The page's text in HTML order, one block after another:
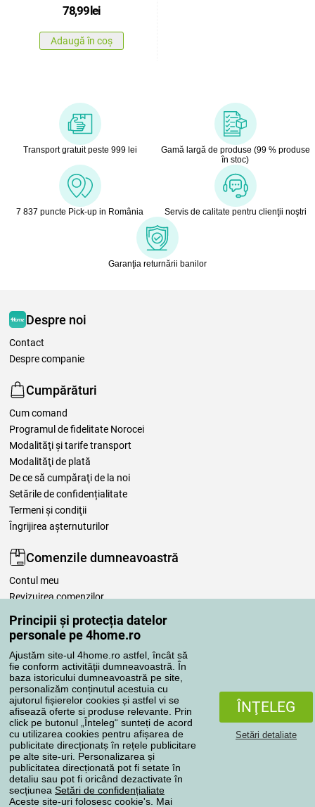
Principii și protecția datelor
personale pe 4home.ro
Ajustăm site-ul 4home.ro astfel, încât să
fie conform activității dumneavoastră. În
baza istoricului dumneavoastră pe site,
personalizăm conținutul acestuia cu
ajutorul fișierelor cookies și astfel vi se
afisează oferte si produse relevante. Prin
click pe butonul „Înteleg“ sunteți de acord
cu utilizarea cookies pentru afișarea de
publicitate direcționatș în rețele publicitare
pe alte site-uri. Personalizarea și
publicitatea direcționată pot fi setate în
detaliu sau pot fi oricând dezactivate în
secțiunea Setări de confidențialiate
Aceste site-uri folosesc cookie's. Mai
ÎNŢELEG
Setări detaliate
78,99lei
Adaugă în coș
Transport gratuit peste 999 lei
Gamă largă de produse (99 % produse
în stoc)
7 837 puncte Pick-up in România Servis de calitate pentru clienţii noştri
Garanţia returnării banilor
Despre noi
Contact
Despre companie
Cumpărături
Cum comand
Programul de fidelitate Norocei
Modalităţi şi tarife transport
Modalităţi de plată
De ce să cumpăraţi de la noi
Setările de confidențialitate
Termeni şi condiţii
Îngrijirea așternuturilor
Comenzile dumneavoastră
Contul meu
Revizuirea comenzilor
Reclamaţii
Retragere de la contract
Regulile de procesare a recenziilor
Metode de transport
Metode de plată
Magazin de încredere